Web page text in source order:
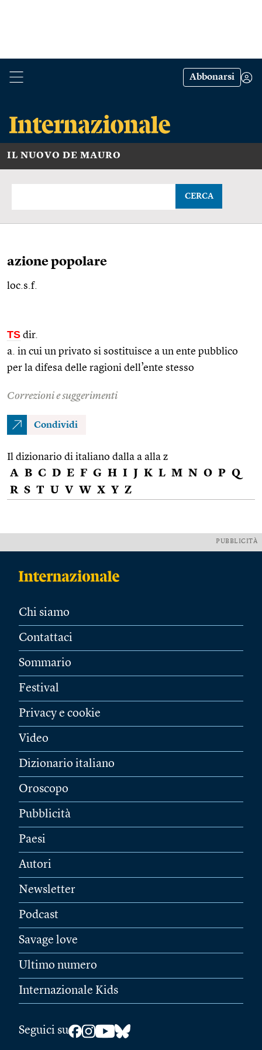
Abbonarsi
IL NUOVO DE MAURO
CERCA
azione popolare
loc.s.f.
TS dir.
a. in cui un privato si sostituisce a un ente pubblico
per la difesa delle ragioni dell’ente stesso
Correzioni e suggerimenti
Condividi
Il dizionario di italiano dalla a alla z
A B C D E F G H I J K L M N O P Q
R S T U V W X Y Z
PUBBLICITÀ
Chi siamo
Contattaci
Sommario
Festival
Privacy e cookie
Video
Dizionario italiano
Oroscopo
Pubblicità
Paesi
Autori
Newsletter
Podcast
Savage love
Ultimo numero
Internazionale Kids
Seguici su